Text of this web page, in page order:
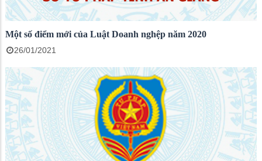
Một số điểm mới của Luật Doanh nghệp năm 2020
26/01/2021